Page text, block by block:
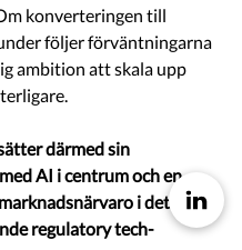
konverteringen till
följer förväntningarna
ambition att skala upp
därmed sin
AI i centrum och en
i det
regulatory tech-